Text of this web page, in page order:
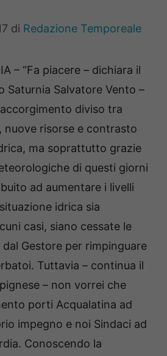
di Redazione Temporeale
– “Fa piacere – dichiara il
Saturnia Salvatore Vento –
diviso tra
risorse e contrasto
ma soprattutto grazie
di questi giorni
ad aumentare i livelli
idrica sia
casi, siano cessate le
Gestore per rimpinguare
Tuttavia – continua il
– non vorrei che
porti Acqualatina ad
impegno e noi Sindaci ad
Conoscendo la